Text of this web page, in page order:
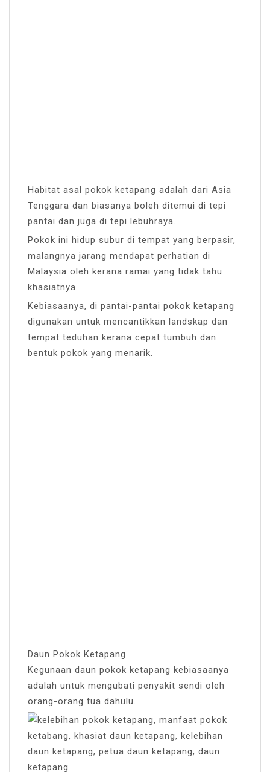
Habitat asal pokok ketapang adalah dari Asia
Tenggara dan biasanya boleh ditemui di tepi
pantai dan juga di tepi lebuhraya.
Pokok ini hidup subur di tempat yang berpasir,
malangnya jarang mendapat perhatian di
Malaysia oleh kerana ramai yang tidak tahu
khasiatnya.
Kebiasaanya, di pantai-pantai pokok ketapang
digunakan untuk mencantikkan landskap dan
tempat teduhan kerana cepat tumbuh dan
bentuk pokok yang menarik.
Daun Pokok Ketapang
Kegunaan daun pokok ketapang kebiasaanya
adalah untuk mengubati penyakit sendi oleh
orang-orang tua dahulu.